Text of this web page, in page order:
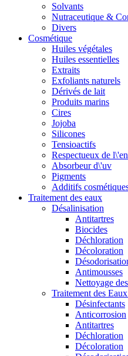
Solvants
Nutraceutique &
Divers
Cosmétique
Huiles végétales
Huiles essentielles
Extraits
Exfoliants naturels
Dérivés de lait
Produits marins
Cires
Jojoba
Silicones
Tensioactifs
Respectueux de
Absorbeur d\'uv
Pigments
Additifs
Traitement des eaux
Désalinisation
Antitartres
Biocides
Déchloration
Décoloration
Antimousses
Nettoyage
Traitement des
Désinfectants
Anticorrosion
Antitartres
Déchloration
Décoloration